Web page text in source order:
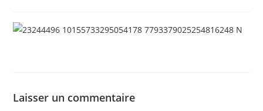
Laisser un commentaire